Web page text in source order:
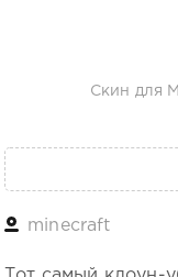
Скин для
minecraft